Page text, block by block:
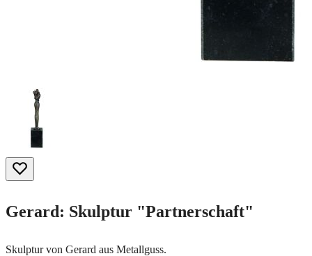
Gerard: Skulptur "Partnerschaft"
Skulptur von Gerard aus Metallguss.